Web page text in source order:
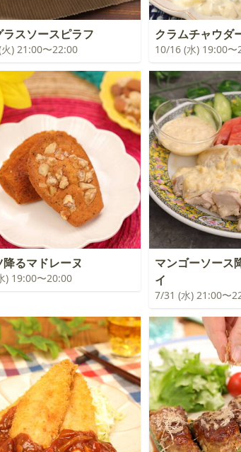
ラスソースピラフ
) 21:00〜22:00
クラムチャウダ
10/16 (水) 19:00〜
るマドレーヌ
) 19:00〜20:00
マンゴーソース
イ
7/31 (水) 21:00〜